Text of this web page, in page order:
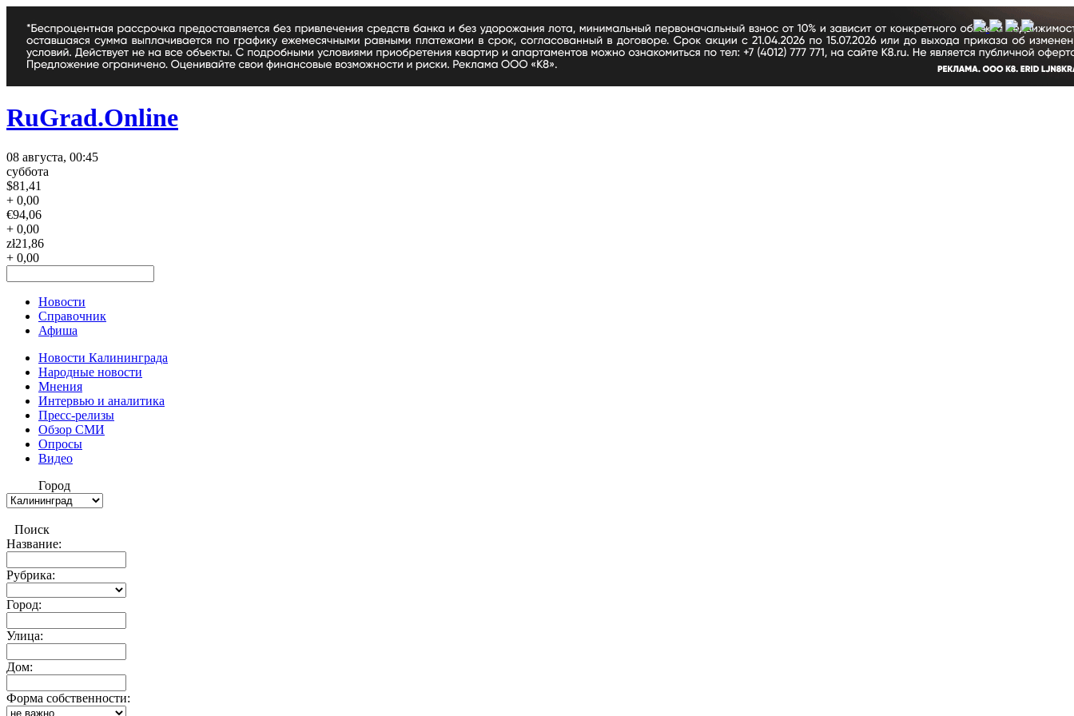
RuGrad.Online
08 августа, 00:45
суббота
$81,41
+ 0,00
€94,06
+ 0,00
zł21,86
+ 0,00
Новости
Справочник
Афиша
Новости Калининграда
Народные новости
Мнения
Интервью и аналитика
Пресс-релизы
Обзор СМИ
Опросы
Видео
Город
Поиск
Название:
Рубрика:
Город:
Улица:
Дом:
Форма собственности: